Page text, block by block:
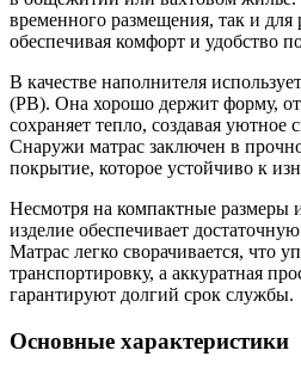
временного размещения, так и для
обеспечивая комфорт и удобство
В качестве наполнителя
(РВ). Она хорошо держит форму,
сохраняет тепло, создавая уютное
Снаружи матрас заключен в
покрытие, которое устойчиво к
Несмотря на компактные размеры
изделие обеспечивает
Матрас легко сворачивается, что
транспортировку, а аккуратная
гарантируют долгий срок службы.
Основные характеристики